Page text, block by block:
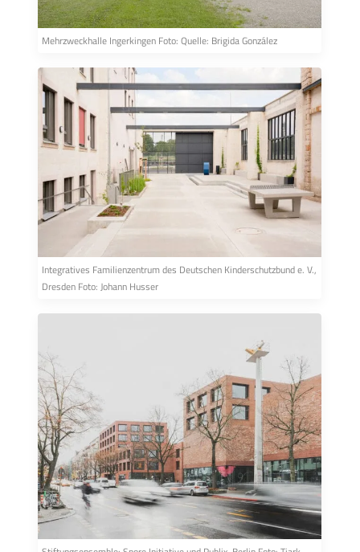
Mehrzweckhalle Ingerkingen Foto: Quelle: Brigida González
Integratives Familienzentrum des Deutschen Kinderschutzbund e. V.,
Dresden Foto: Johann Husser